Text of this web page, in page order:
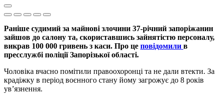
Раніше судимий за майнові злочини 37-річний запоріжанин
зайшов до салону та, скориставшись зайнятістю персоналу,
викрав 100 000 гривень з каси. Про це повідомили в
пресслужбі поліції Запорізької області.
Чоловіка вчасно помітили правоохоронці та не дали втекти. За
крадіжку в період воєнного стану йому загрожує до 8 років
ув’язнення.